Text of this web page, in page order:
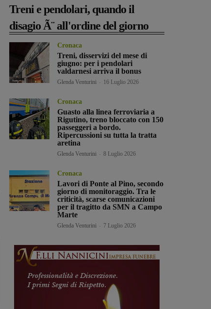
Treni e pendolari, quando il
disagio Ã¨ all'ordine del giorno
Cronaca
Treni, disservizi del mese di
giugno: per i pendolari
valdarnesi arriva il bonus
Glenda Venturini 16 Luglio 2026
Cronaca
Guasto alla linea ferroviaria a
Rigutino, treno bloccato con 150
passeggeri a bordo.
Ripercussioni su tutta la tratta
aretina
Glenda Venturini 8 Luglio 2026
Cronaca
Lavori di Ponte al Pino, secondo
giorno di monitoraggio. Tra le
criticità, scarse comunicazioni
per il tragitto da SMN a Campo
Marte
Glenda Venturini 7 Luglio 2026